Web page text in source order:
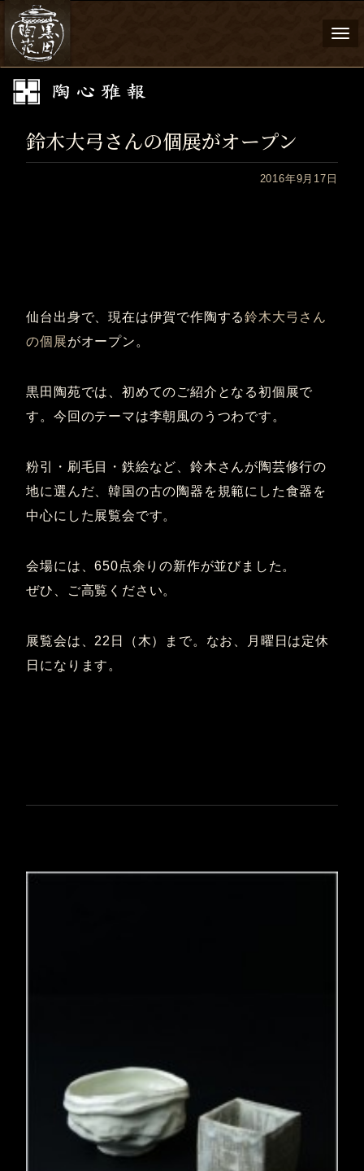
鈴木大弓さんの個展がオープン
2016年9月17日
仙台出身で、現在は伊賀で作陶する鈴木大弓さん
の個展がオープン。
黒田陶苑では、初めてのご紹介となる初個展で
す。今回のテーマは李朝風のうつわです。
粉引・刷毛目・鉄絵など、鈴木さんが陶芸修行の
地に選んだ、韓国の古の陶器を規範にした食器を
中心にした展覧会です。
会場には、650点余りの新作が並びました。
ぜひ、ご高覧ください。
展覧会は、22日（木）まで。なお、月曜日は定休
日になります。